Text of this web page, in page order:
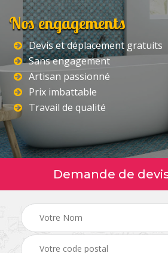
Nos engagements
Devis et déplacement gratuits
Sans engagement
Artisan passionné
Prix imbattable
Travail de qualité
Demande de